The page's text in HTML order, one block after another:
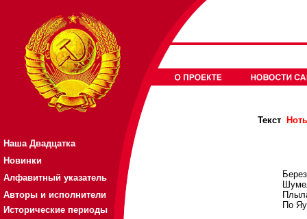
Наша Двадцатка
Новинки
Алфавитный указатель
Авторы и исполнители
Исторические периоды
Текст
По